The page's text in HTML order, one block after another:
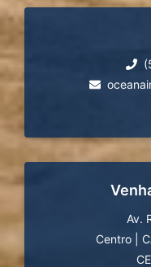
Av.
Centro